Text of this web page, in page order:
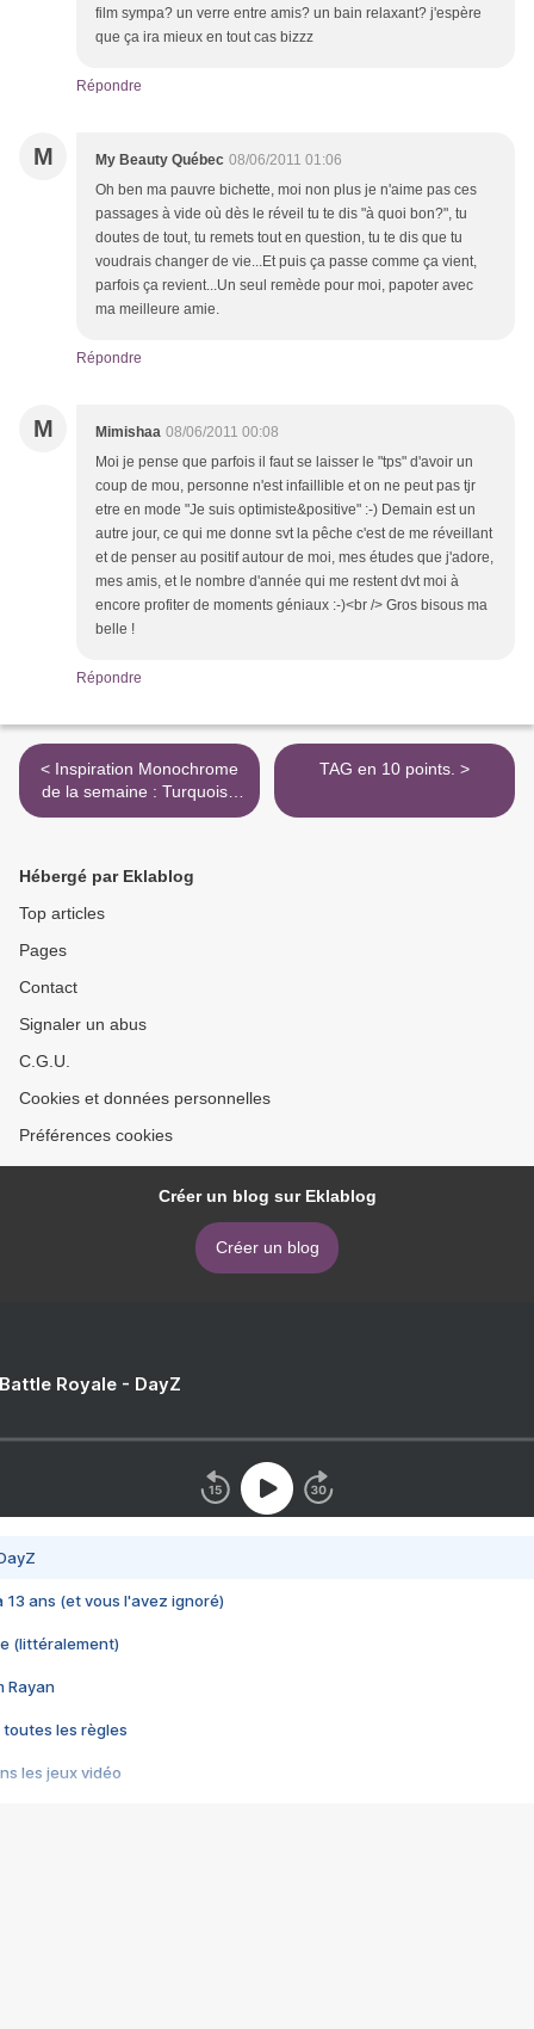
film sympa? un verre entre amis? un bain relaxant? j'espère
que ça ira mieux en tout cas bizzz
Répondre
M My Beauty Québec 08/06/2011 01:06
Oh ben ma pauvre bichette, moi non plus je n'aime pas ces
passages à vide où dès le réveil tu te dis "à quoi bon?", tu
doutes de tout, tu remets tout en question, tu te dis que tu
voudrais changer de vie...Et puis ça passe comme ça vient,
parfois ça revient...Un seul remède pour moi, papoter avec
ma meilleure amie.
Répondre
M Mimishaa 08/06/2011 00:08
Moi je pense que parfois il faut se laisser le "tps" d'avoir un
coup de mou, personne n'est infaillible et on ne peut pas tjr
etre en mode "Je suis optimiste&positive" :-) Demain est un
autre jour, ce qui me donne svt la pêche c'est de me réveillant
et de penser au positif autour de moi, mes études que j'adore,
mes amis, et le nombre d'année qui me restent dvt moi à
encore profiter de moments géniaux :-)<br /> Gros bisous ma
belle !
Répondre
< Inspiration Monochrome
de la semaine : Turquoise
mania [Défi du lundi en
TAG en 10 points. >
Hébergé par Eklablog
Top articles
Pages
Contact
Signaler un abus
C.G.U.
Cookies et données personnelles
Préférences cookies
Créer un blog sur Eklablog
Créer un blog
Royale - DayZ
13 ans (et vous l'avez ignoré)
(littéralement)
Rayan
toutes les règles
les jeux vidéo